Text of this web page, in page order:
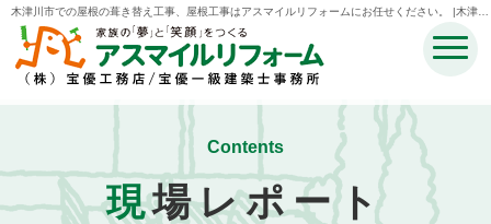
木津川市での屋根の葺き替え工事、屋根工事はアスマイルリフォームにお任せください。 |木津川
市・奈良市・生駒市・精華町・井手町のリフォームのことなら宝優工務店アスマイルリフォーム
Contents
現場レポート